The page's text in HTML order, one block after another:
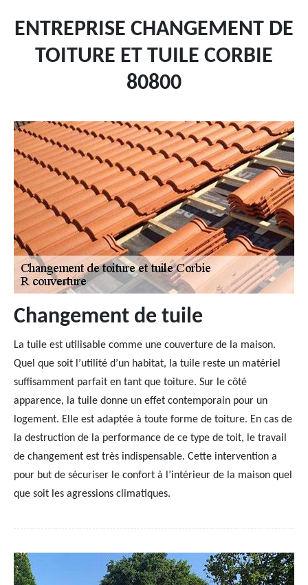
ENTREPRISE CHANGEMENT DE
TOITURE ET TUILE CORBIE
80800
Changement de tuile
La tuile est utilisable comme une couverture de la maison.
Quel que soit l’utilité d’un habitat, la tuile reste un matériel
suffisamment parfait en tant que toiture. Sur le côté
apparence, la tuile donne un effet contemporain pour un
logement. Elle est adaptée à toute forme de toiture. En cas de
la destruction de la performance de ce type de toit, le travail
de changement est très indispensable. Cette intervention a
pour but de sécuriser le confort à l’intérieur de la maison quel
que soit les agressions climatiques.